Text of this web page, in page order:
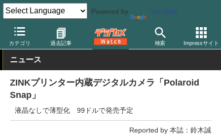
Powered by Translate
カテゴリ 過去記事 検索 Impressサイト
デジカメ Watch カメラ レンズ一体型（コンパクト）カメラ ポ
ニュース
ZINKプリンター内蔵デジタルカメラ「Polaroid
Snap」
液晶なしで薄型化 99ドルで発売予定
Reported by 本誌：鈴木誠